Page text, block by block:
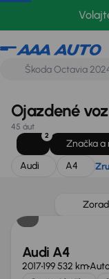
Audi
Ojazdené
45 áut
2
Značka a
Audi
A4
Nové v ponuke
Audi A4
2017199 532 km